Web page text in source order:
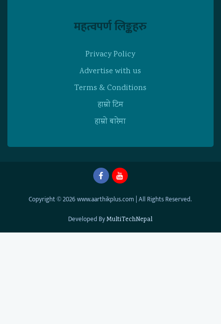
महत्वपर्ण लिङ्कहरु
Privacy Policy
Advertise with us
Terms & Conditions
हाम्राे टिम
हाम्राे बारेमा
Copyright © 2026 www.aarthikplus.com | All Rights Reserved.
Developed ByMultiTechNepal